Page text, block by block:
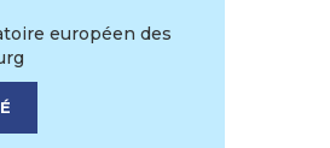
européen des